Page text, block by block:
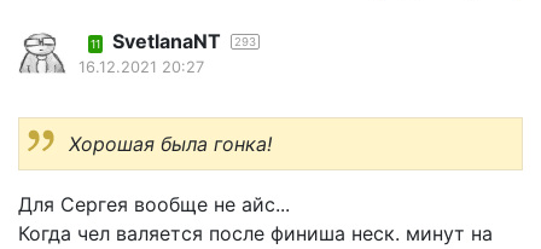
11 SvetlanaNT 293
16.12.2021 20:27
Хорошая была гонка!
Для Сергея вообще не айс...
Когда чел валяется после финиша неск. минут на